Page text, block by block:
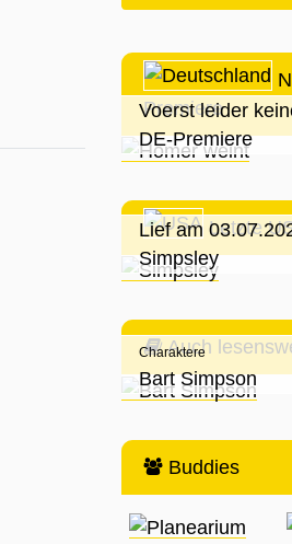
Premiere
Voerst leider
DE-Premiere
Letzte
Lief am
Simpsley
Auch
Charaktere
Bart Simpson
Buddies